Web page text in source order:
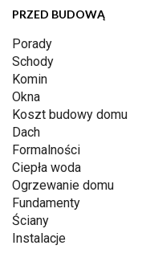
PRZED BUDOWĄ
Porady
Schody
Komin
Okna
Koszt budowy domu
Dach
Formalności
Ciepła woda
Ogrzewanie domu
Fundamenty
Ściany
Instalacje